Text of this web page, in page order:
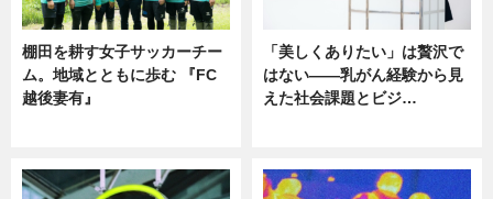
棚田を耕す女子サッカーチー
ム。地域とともに歩む 『FC
越後妻有』
「美しくありたい」は贅沢で
はない――乳がん経験から見
えた社会課題とビジ…